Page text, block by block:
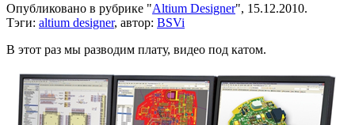
Опубликовано в рубрике "Altium Designer", 15.12.2010.
Тэги: altium designer, автор: BSVi
В этот раз мы разводим плату, видео под катом.